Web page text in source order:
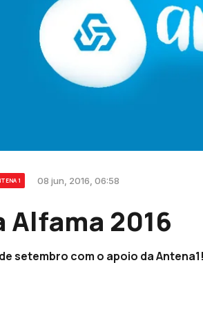
1 08 jun, 2016, 06:58
Alfama 2016
setembro com o apoio da